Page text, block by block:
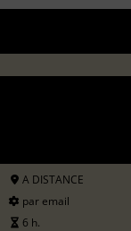
A DISTANCE
par email
6 h.